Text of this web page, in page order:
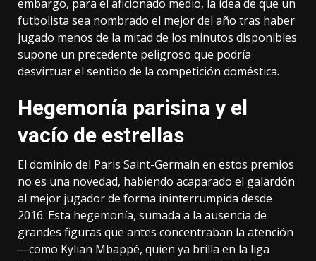
embargo, para el aficionado medio, la idea de que un
futbolista sea nombrado el mejor del año tras haber
jugado menos de la mitad de los minutos disponibles
supone un precedente peligroso que podría
desvirtuar el sentido de la competición doméstica.
Hegemonía parisina y el
vacío de estrellas
El dominio del Paris Saint-Germain en estos premios
no es una novedad, habiendo acaparado el galardón
al mejor jugador de forma ininterrumpida desde
2016. Esta hegemonía, sumada a la ausencia de
grandes figuras que antes concentraban la atención
—como Kylian Mbappé, quien ya brilla en la liga